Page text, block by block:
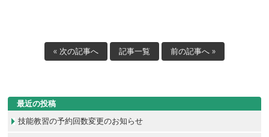
« 次の記事へ 記事一覧 前の記事へ »
最近の投稿
技能教習の予約回数変更のお知らせ